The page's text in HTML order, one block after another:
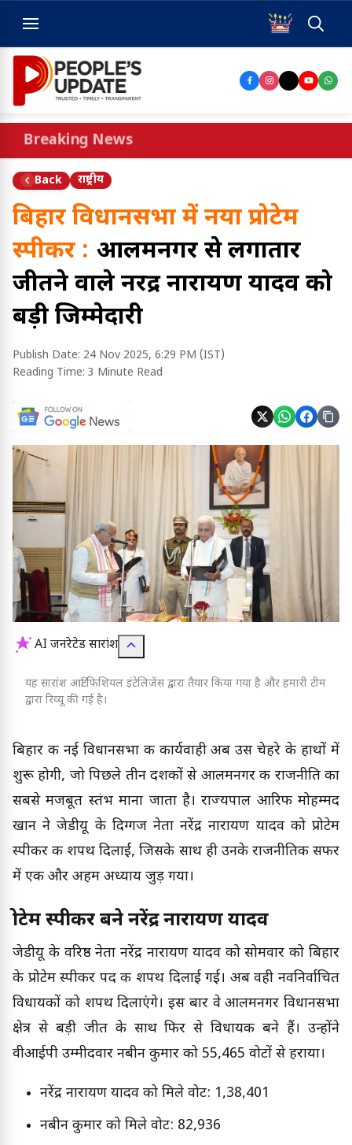
Breaking News
Back राष्ट्रीय
बिहार विधानसभा में नया प्रोटेम
स्पीकर : आलमनगर से लगातार
जीतने वाले नरेंद्र नारायण यादव को
बड़ी जिम्मेदारी
Publish Date: 24 Nov 2025, 6:29 PM (IST)
Reading Time: 3 Minute Read
AI जनरेटेड सारांश
यह सारांश आर्टिफिशियल इंटेलिजेंस द्वारा तैयार किया गया है और हमारी टीम
द्वारा रिव्यू की गई है।
बिहार की नई विधानसभा की कार्यवाही अब उस चेहरे के हाथों में
शुरू होगी, जो पिछले तीन दशकों से आलमनगर की राजनीति का
सबसे मजबूत स्तंभ माना जाता है। राज्यपाल आरिफ मोहम्मद
खान ने जेडीयू के दिग्गज नेता नरेंद्र नारायण यादव को प्रोटेम
स्पीकर की शपथ दिलाई, जिसके साथ ही उनके राजनीतिक सफर
में एक और अहम अध्याय जुड़ गया।
प्रोटेम स्पीकर बने नरेंद्र नारायण यादव
जेडीयू के वरिष्ठ नेता नरेंद्र नारायण यादव को सोमवार को बिहार
के प्रोटेम स्पीकर पद की शपथ दिलाई गई। अब वही नवनिर्वाचित
विधायकों को शपथ दिलाएंगे। इस बार वे आलमनगर विधानसभा
क्षेत्र से बड़ी जीत के साथ फिर से विधायक बने हैं। उन्होंने
वीआईपी उम्मीदवार नबीन कुमार को 55,465 वोटों से हराया।
नरेंद्र नारायण यादव को मिले वोट: 1,38,401
नबीन कुमार को मिले वोट: 82,936